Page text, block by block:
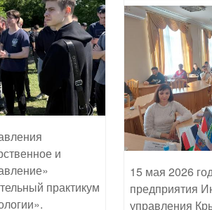
и
практикум
15 мая 2026
предприятия
управления